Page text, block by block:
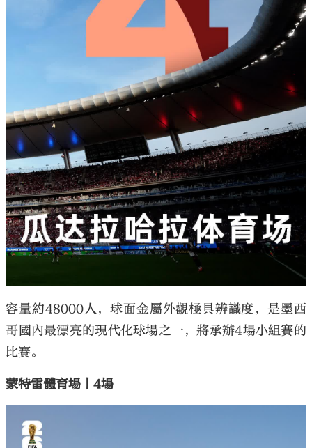
容量約48000人，球面金屬外觀極具辨識度，是墨西
哥國內最漂亮的現代化球場之一，將承辦4場小組賽的
比賽。
蒙特雷體育場丨4場